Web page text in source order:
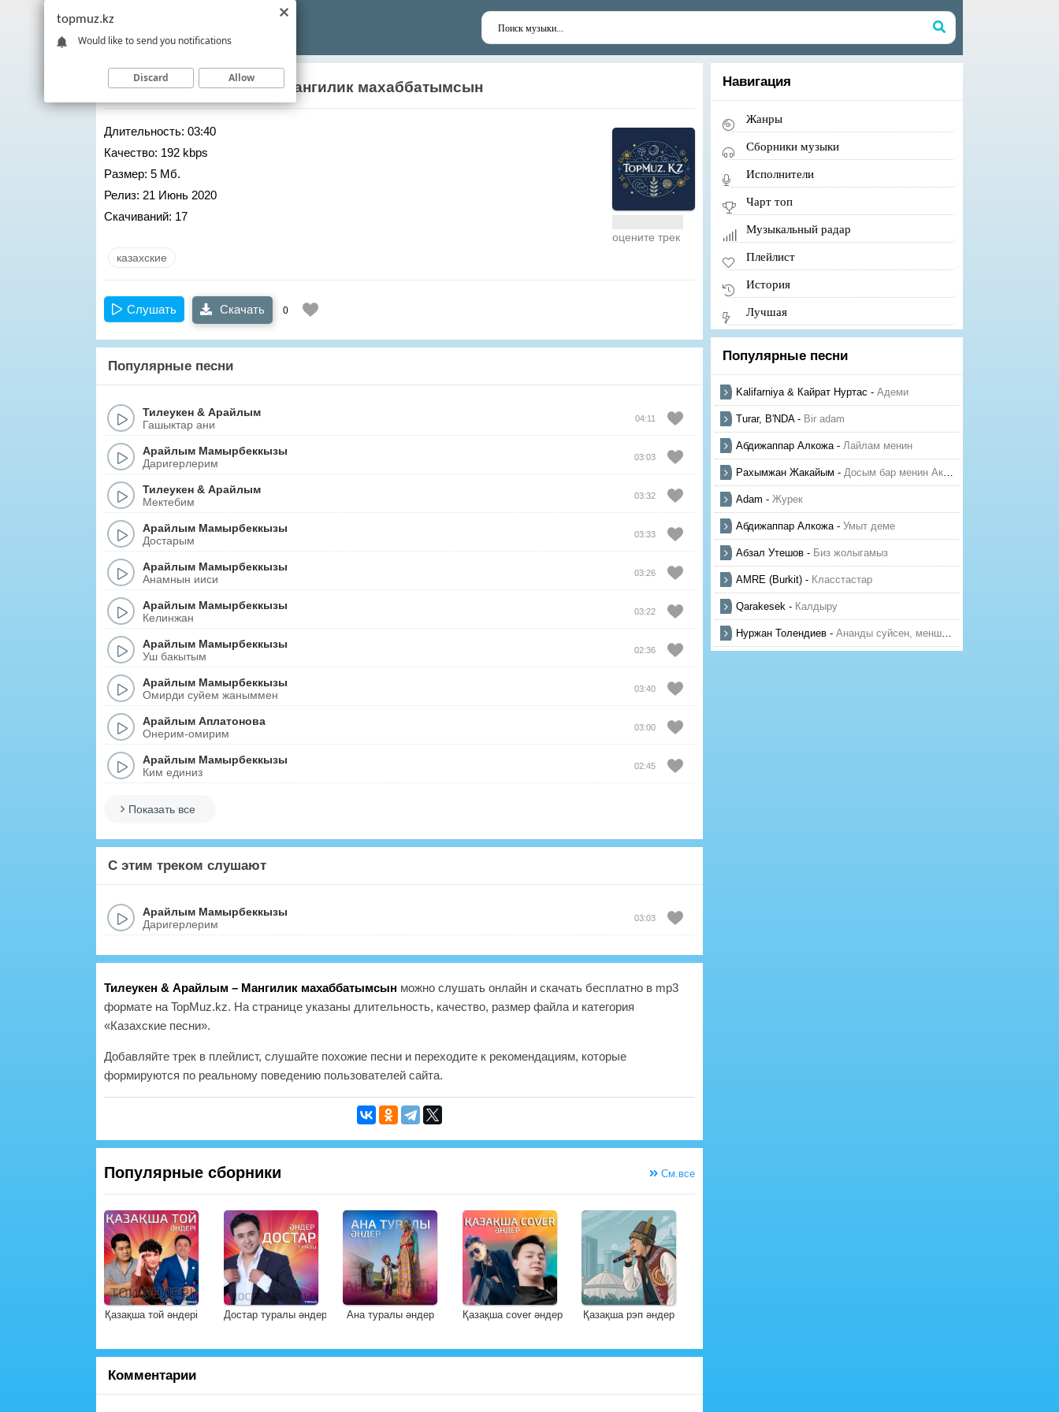
Тилеукен&Арайлым– Мангилик махаббатымсын
Длительность: 03:40
Качество: 192 kbps
Размер: 5 Мб.
Релиз: 21 Июнь 2020
Скачиваний: 17
оцените трек
казахские
Слушать Скачать 0
Популярные песни
Тилеукен & Арайлым
Гашыктар ани
04:11
Арайлым Мамырбеккызы
Даригерлерим
03:03
Тилеукен & Арайлым
Мектебим
03:32
Арайлым Мамырбеккызы
Достарым
03:33
Арайлым Мамырбеккызы
Анамнын ииси
03:26
Арайлым Мамырбеккызы
Келинжан
03:22
Арайлым Мамырбеккызы
Уш бакытым
02:36
Арайлым Мамырбеккызы
Омирди суйем жаныммен
03:40
Арайлым Аплатонова
Онерим-омирим
03:00
Арайлым Мамырбеккызы
Ким единиз
02:45
Показать все
С этим треком слушают
Арайлым Мамырбеккызы
Даригерлерим
03:03
Тилеукен & Арайлым – Мангилик махаббатымсын можно слушать онлайн и скачать бесплатно в mp3
формате на TopMuz.kz. На странице указаны длительность, качество, размер файла и категория
«Казахские песни».
Добавляйте трек в плейлист, слушайте похожие песни и переходите к рекомендациям, которые
формируются по реальному поведению пользователей сайта.
Популярные сборники См.все
Қазақша той әндері Достар туралы әндер Ана туралы әндер Қазақша cover әндер Қазақша рэп әндер
Комментарии
Навигация
Жанры
Сборники музыки
Исполнители
Чарт топ
Музыкальный радар
Плейлист
История
Лучшая
Популярные песни
Kalifarniya & Кайрат Нуртас - Адеми
Turar, B'NDA- Bir adam
Абдижаппар Алкожа- Лайлам менин
Рахымжан Жакайым - Досым бар менин Актауда
Adam - Журек
Абдижаппар Алкожа- Умыт деме
Абзал Утешов - Биз жолыгамыз
AMRE (Burkit) - Класстастар
Qarakesek - Калдыру
Нуржан Толендиев - Ананды суйсен, менше суй
topmuz.kz
Would like to send you notifications
Discard Allow